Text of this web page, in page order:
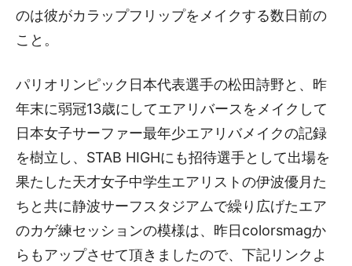
のは彼がカラップフリップをメイクする数日前の
こと。
パリオリンピック日本代表選手の松田詩野と、昨
年末に弱冠13歳にしてエアリバースをメイクして
日本女子サーファー最年少エアリバメイクの記録
を樹立し、STAB HIGHにも招待選手として出場を
果たした天才女子中学生エアリストの伊波優月た
ちと共に静波サーフスタジアムで繰り広げたエア
のカゲ練セッションの模様は、昨日colorsmagか
らもアップさせて頂きましたので、下記リンクよ